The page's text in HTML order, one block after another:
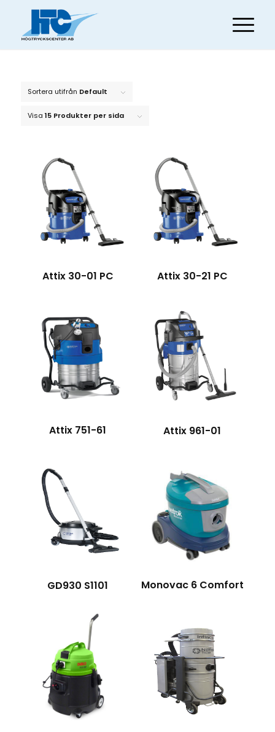
Sortera utifrån Default
Visa 15 Produkter per sida
Attix 30-01 PC Attix 30-21 PC
Attix 751-61 Attix 961-01
GD930 S1101 Monovac 6 Comfort